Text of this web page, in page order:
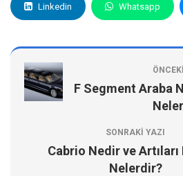
Linkedin Whatsapp
F Segment Araba
SONRAKI YAZI
Cabrio Nedir ve
Nelerdir?